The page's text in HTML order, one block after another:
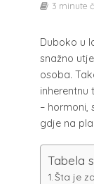
3 minute
Duboko u
snažno
osoba.
inherentnu
– hormoni,
gdje na
Tabela
Šta je